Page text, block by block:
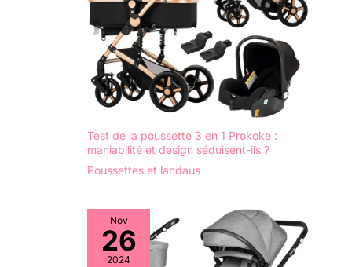
Test de la poussette 3 en 1 Prokoke :
maniabilité et design séduisent-ils ?
Poussettes et landaus
Nov
26
2024